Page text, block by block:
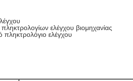
ελέγχου βιομηχανίας
πληκτρολόγιο ελέγχου